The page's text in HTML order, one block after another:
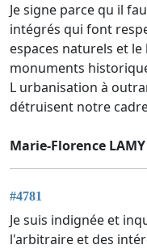
Je signe parce qu il
intégrés qui font
espaces naturels et
monuments
L urbanisation à
détruisent notre
Marie-Florence LAMY
#4781
Je suis indignée et
l'arbitraire et des